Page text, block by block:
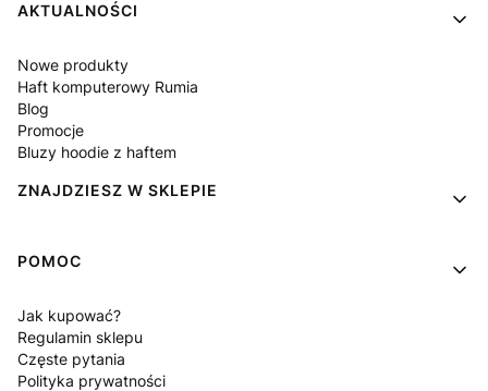
AKTUALNOŚCI
Nowe produkty
Haft komputerowy Rumia
Blog
Promocje
Bluzy hoodie z haftem
ZNAJDZIESZ W SKLEPIE
POMOC
Jak kupować?
Regulamin sklepu
Częste pytania
Polityka prywatności